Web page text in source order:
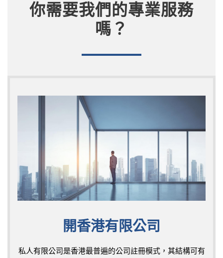
你需要我們的專業服務
嗎？
開香港有限公司
私人有限公司是香港最普遍的公司註冊模式，其結構可有